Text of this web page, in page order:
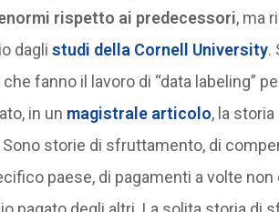
rispetto ai predecessori, ma
dagli studi della Cornell University.
fanno il lavoro di “data labeling”
in un magistrale articolo, la
storie di sfruttamento, di
paese, di pagamenti a volte